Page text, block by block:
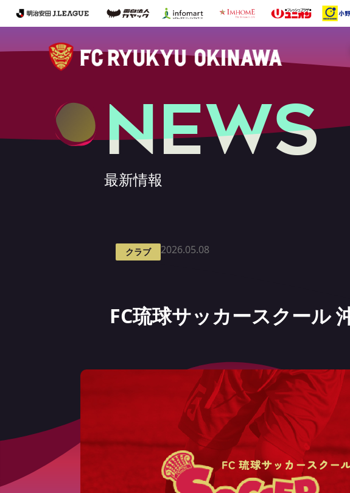
NEWS
最新情報
クラブ 2026.05.08
FC琉球サッカースクール